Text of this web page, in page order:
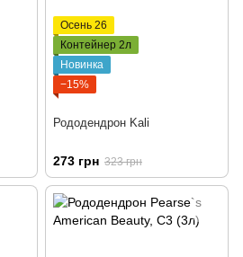
Осень 26
Контейнер 2л
Новинка
−15%
Рододендрон Kali
273 грн 323 грн